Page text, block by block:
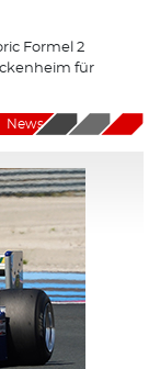
Formel 2
für
News